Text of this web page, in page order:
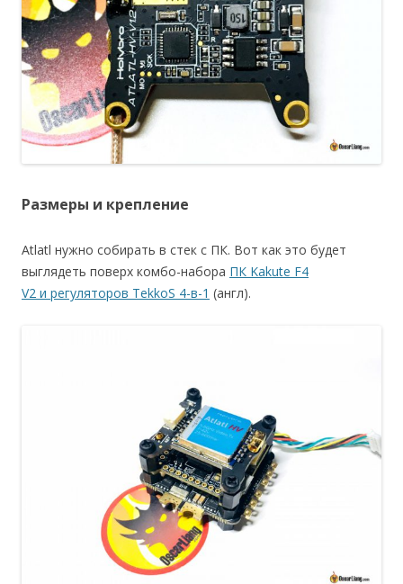
Размеры и крепление
Atlatl нужно собирать в стек с ПК. Вот как это будет
выглядеть поверх комбо-набора ПК Kakute F4
V2 и регуляторов TekkoS 4-в-1 (англ).